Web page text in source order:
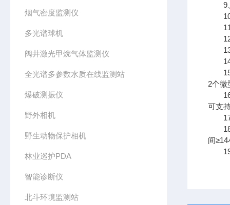
烟气密度监测仪
多光谱球机
阀井激光甲烷气体监测仪
全光谱多参数水质在线监测站
爆破测振仪
野外相机
野生动物保护相机
林业巡护PDA
智能诊断仪
北斗环境监测站
9、
10
11
12
13
14
15
2个微
16
可支
17
18
间
19